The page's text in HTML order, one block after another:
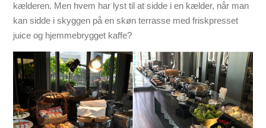
kælderen. Men hvem har lyst til at sidde i en kælder, når man
kan sidde i skyggen på en skøn terrasse med friskpresset
juice og hjemmebrygget kaffe?